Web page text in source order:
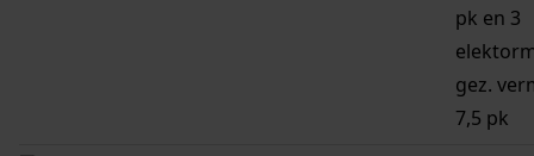
pk en 3
gez.
7,5 pk